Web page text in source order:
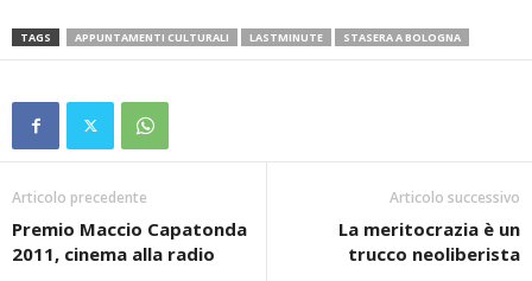
TAGS APPUNTAMENTI CULTURALI LASTMINUTE STASERA A BOLOGNA
Articolo precedente
Premio Maccio Capatonda
2011, cinema alla radio
Articolo successivo
La meritocrazia è un
trucco neoliberista